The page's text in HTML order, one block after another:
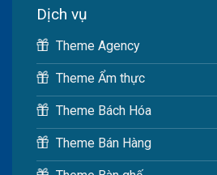
Dịch vụ
Theme Agency
Theme Ẩm thực
Theme Bách Hóa
Theme Bán Hàng